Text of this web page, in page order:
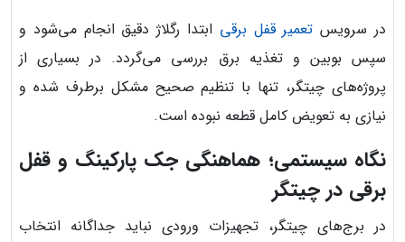
در سرویس تعمیر قفل برقی ابتدا رگلاژ دقیق انجام می‌شود و
سپس بوبین و تغذیه برق بررسی می‌گردد. در بسیاری از
پروژه‌های چیتگر، تنها با تنظیم صحیح مشکل برطرف شده و
نیازی به تعویض کامل قطعه نبوده است.
نگاه سیستمی؛ هماهنگی جک پارکینگ و قفل
برقی در چیتگر
در برج‌های چیتگر، تجهیزات ورودی نباید جداگانه انتخاب